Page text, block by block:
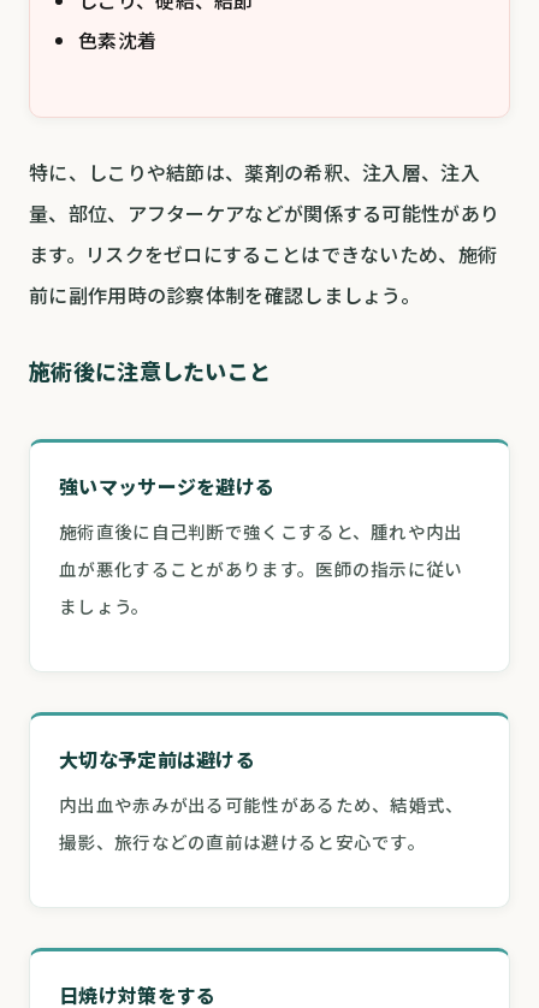
色素沈着
特に、しこりや結節は、薬剤の希釈、注入層、注入
量、部位、アフターケアなどが関係する可能性があり
ます。リスクをゼロにすることはできないため、施術
前に副作用時の診察体制を確認しましょう。
施術後に注意したいこと
強いマッサージを避ける
施術直後に自己判断で強くこすると、腫れや内出
血が悪化することがあります。医師の指示に従い
ましょう。
大切な予定前は避ける
内出血や赤みが出る可能性があるため、結婚式、
撮影、旅行などの直前は避けると安心です。
日焼け対策をする